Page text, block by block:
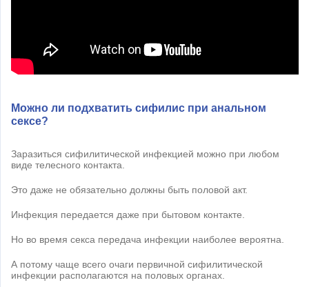
Можно ли подхватить сифилис при анальном
сексе?
Заразиться сифилитической инфекцией можно при любом
виде телесного контакта.
Это даже не обязательно должны быть половой акт.
Инфекция передается даже при бытовом контакте.
Но во время секса передача инфекции наиболее вероятна.
А потому чаще всего очаги первичной сифилитической
инфекции располагаются на половых органах.